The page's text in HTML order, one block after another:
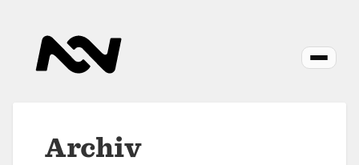
Archiv